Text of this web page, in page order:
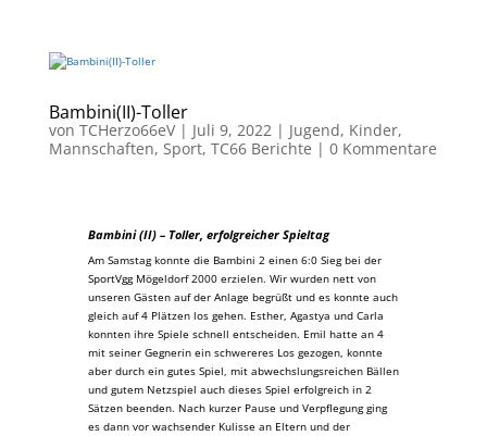
Bambini(II)-Toller
von TCHerzo66eV| Juli 9, 2022| Jugend, Kinder,
Mannschaften, Sport, TC66 Berichte | 0 Kommentare
Bambini (II) – Toller, erfolgreicher Spieltag
Am Samstag konnte die Bambini 2 einen 6:0 Sieg bei der
SportVgg Mögeldorf 2000 erzielen. Wir wurden nett von
unseren Gästen auf der Anlage begrüßt und es konnte auch
gleich auf 4 Plätzen los gehen. Esther, Agastya und Carla
konnten ihre Spiele schnell entscheiden. Emil hatte an 4
mit seiner Gegnerin ein schwereres Los gezogen, konnte
aber durch ein gutes Spiel, mit abwechslungsreichen Bällen
und gutem Netzspiel auch dieses Spiel erfolgreich in 2
Sätzen beenden. Nach kurzer Pause und Verpflegung ging
es dann vor wachsender Kulisse an Eltern und der